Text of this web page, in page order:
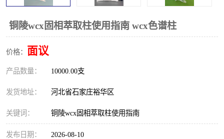
铜陵wcx固相萃取柱使用指南 wcx色谱柱
价格： 面议
产品数量： 10000.00支
发货地址： 河北省石家庄裕华区
关键词： 铜陵wcx固相萃取柱使用指南
发布日期： 2026-08-10